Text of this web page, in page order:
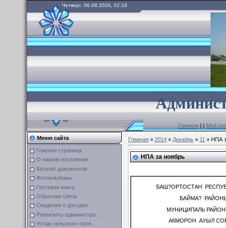
Четверг, 06.08.2026, 02:18
А
Главная||Мой
Меню сайта
Главная страница
О нашем поселении
Каталог документов
Фотоальбомы
Гостевая книга
Обратная связь
Сведения о доходах
Реквизиты администра...
Устав сельского посе...
Главная»2014 » Декабрь » 11» НПА
НПА за ноябрь
БАШ?ОРТОСТАН
БАЙМА?
МУНИЦИПАЛЬ
АКМОРОН АУЫЛ